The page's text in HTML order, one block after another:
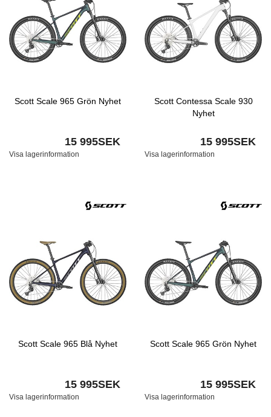
Scott Scale 965 Grön Nyhet
15 995SEK
Visa lagerinformation
Scott Contessa Scale 930
Nyhet
15 995SEK
Visa lagerinformation
Scott Scale 965 Blå Nyhet
15 995SEK
Visa lagerinformation
Scott Scale 965 Grön Nyhet
15 995SEK
Visa lagerinformation